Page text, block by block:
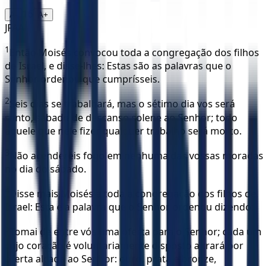
A- A+
JFAA
1 Então Moisés convocou toda a congregação dos filhos
de Israel, e disse-lhes: Estas são as palavras que o
Senhor ordenou que cumprísseis.
2
Seis dias se trabalhará, mas o sétimo dia vos será
santo, sábado de descanso solene ao Senhor; todo
aquele que nele fizer qualquer trabalho será morto.
Não acendereis fogo em nenhuma das vossas moradas
no dia do sábado.
Disse mais Moisés a toda a congregação dos filhos de
Israel: Esta é a palavra que o Senhor ordenou dizendo:
Tomai de entre vós uma oferta para o Senhor; cada um
cujo coração é voluntariamente disposto a trará por
oferta alçada ao Senhor: ouro, prata e bronze,